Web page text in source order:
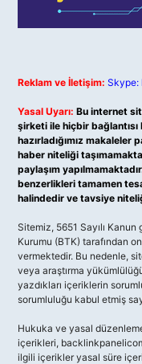
Reklam ve İletişim: Skype:
Yasal Uyarı: Bu internet
şirketi ile hiçbir
hazırladığımız makaleler
haber niteliği
paylaşım
benzerlikleri tamamen
halindedir ve tavsiye
Sitemiz, 5651 Sayılı
Kurumu (BTK) tarafından
vermektedir. Bu nedenle,
veya araştırma
yazdıkları içeriklerin
sorumluluğu kabul etmiş
Hukuka ve yasal
içerikleri,
ilgili içerikler yasal süre